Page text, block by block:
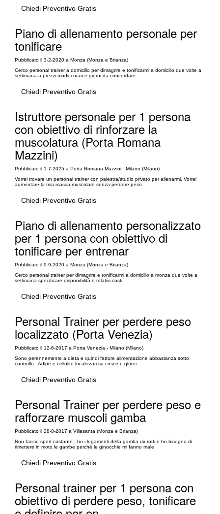
Chiedi Preventivo Gratis
Piano di allenamento personale per
tonificare
Pubblicato il 3-2-2020 a Monza (Monza e Brianza)
Cerco personal trainer a domicilio per dimagrire e tonificarmi a domicilio due volte a
settimana a prezzi modici orari e giorni da concordare
Chiedi Preventivo Gratis
Istruttore personale per 1 persona
con obiettivo di rinforzare la
muscolatura (Porta Romana
Mazzini)
Pubblicato il 1-7-2025 a Porta Romana Mazzini - Milano (Milano)
Vorrei trovare un personal trainer con palestra/studio privato per allenarmi. Vorrei
aumentare la mia massa muscolare senza perdere peso
Chiedi Preventivo Gratis
Piano di allenamento personalizzato
per 1 persona con obiettivo di
tonificare per entrenar
Pubblicato il 9-9-2020 a Monza (Monza e Brianza)
Cerco personal trainer per dimagrire e tonificarmi a domicilio a monza due volte a
settimana specificare disponibilità e relativi costi
Chiedi Preventivo Gratis
Personal Trainer per perdere peso
localizzato (Porta Venezia)
Pubblicato il 12-6-2017 a Porta Venezia - Milano (Milano)
Sono perennemente a dieta e quindi fattore alimentazione abbastanza sotto
controllo . Adipe e cellulite localizzati su cosce e glutei
Chiedi Preventivo Gratis
Personal Trainer per perdere peso e
rafforzare muscoli gamba
Pubblicato il 28-8-2017 a Villasanta (Monza e Brianza)
Non faccio sport costante , ho i legamenti della gamba dx rotti e ho bisogno di
rimettere in moto le gambe perché le ginocchie mi fanno male
Chiedi Preventivo Gratis
Personal trainer per 1 persona con
obiettivo di perdere peso, tonificare